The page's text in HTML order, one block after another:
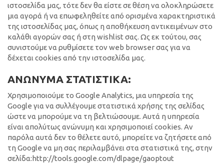
ιστοσελίδα μας, τότε δεν θα είστε σε θέση να ολοκληρώσετε
μια αγορά ή να επωφεληθείτε από ορισμένα χαρακτηριστικά
της ιστοσελίδας μας, όπως η αποθήκευση αντικειμένων στο
καλάθι αγορών σας ή στη wishlist σας. Ως εκ τούτου, σας
συνιστούμε να ρυθμίσετε τον web browser σας για να
δέχεται cookies από την ιστοσελίδα μας.
ΑΝΩΝΥΜΑ ΣΤΑΤΙΣΤΙΚΑ:
Χρησιμοποιούμε το Google Analytics, μια υπηρεσία της
Google για να συλλέγουμε στατιστικά χρήσης της σελίδας
ώστε να μπορούμε να τη βελτιώσουμε. Αυτά η υπηρεσία
είναι απολύτως ανώνυμη και χρησιμοποιεί cookies. Αν
παρόλα αυτά δεν το θέλετε αυτό, μπορείτε να ζητήσετε από
τη Google να μη σας περιλαμβάνει στα στατιστικά της, στην
σελίδα:http://tools.google.com/dlpage/gaoptout